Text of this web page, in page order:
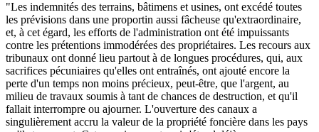
"Les indemnités des terrains, bâtimens et usines, ont excédé toutes
les prévisions dans une proportin aussi fâcheuse qu'extraordinaire,
et, à cet égard, les efforts de l'administration ont été impuissants
contre les prétentions immodérées des propriétaires. Les recours aux
tribunaux ont donné lieu partout à de longues procédures, qui, aux
sacrifices pécuniaires qu'elles ont entraînés, ont ajouté encore la
perte d'un temps non moins précieux, peut-être, que l'argent, au
milieu de travaux soumis à tant de chances de destruction, et qu'il
fallait interrompre ou ajourner. L'ouverture des canaux a
singulièrement accru la valeur de la propriété foncière dans les pays